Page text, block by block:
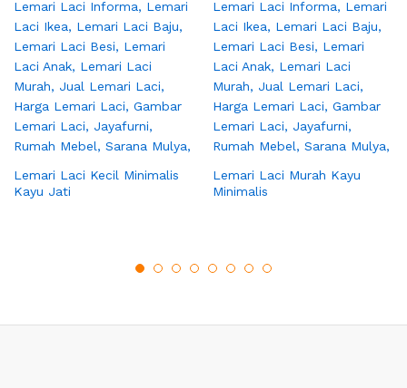
Lemari Laci Kecil Minimalis
Kayu Jati
Lemari Laci Murah Kayu
Minimalis